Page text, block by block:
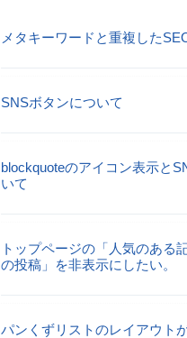
メタキーワードと重複した
SNSボタンについて
blockquoteのアイコン表示と
いて
トップページの「人気のある
の投稿」を非表示にしたい。
パンくずリストのレイアウト